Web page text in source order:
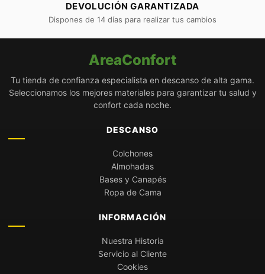
DEVOLUCIÓN GARANTIZADA
Dispones de 14 días para realizar tus cambios
AreaConfort
Tu tienda de confianza especialista en descanso de alta gama.
Seleccionamos los mejores materiales para garantizar tu salud y
confort cada noche.
DESCANSO
Colchones
Almohadas
Bases y Canapés
Ropa de Cama
INFORMACIÓN
Nuestra Historia
Servicio al Cliente
Cookies